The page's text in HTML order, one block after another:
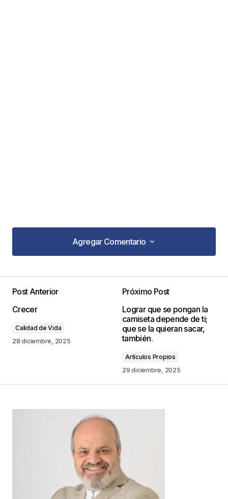
Agregar Comentario
Agregar Comentario
Reblogueó esto enThink Creative Idea.
thinkcreativeidea
30 marzo, 2014 at 12:56 pm
Responder
Tu dirección de correo electrónico no será
*
Your Name
Post Anterior
Crecer
Calidad de Vida
28 diciembre, 2025
Próximo Post
Lograr que se pongan la
camiseta depende de ti;
que se la quieran sacar,
también.
Artículos Propios
29 diciembre, 2025